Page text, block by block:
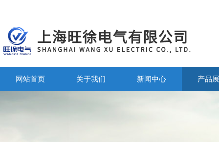
网站首页 关于我们 新闻中心 产品